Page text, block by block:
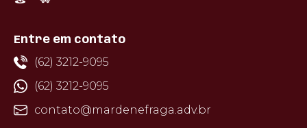
Entre em contato
(62) 3212-9095
(62) 3212-9095
contato@mardenefraga.adv.br